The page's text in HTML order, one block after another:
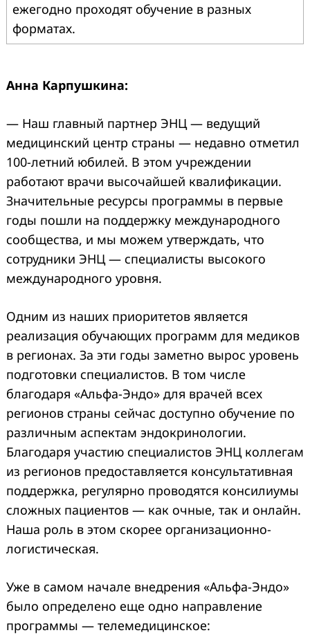
ежегодно проходят обучение в разных
форматах.
Анна Карпушкина:
— Наш главный партнер ЭНЦ — ведущий
медицинский центр страны — недавно отметил
100-летний юбилей. В этом учреждении
работают врачи высочайшей квалификации.
Значительные ресурсы программы в первые
годы пошли на поддержку международного
сообщества, и мы можем утверждать, что
сотрудники ЭНЦ — специалисты высокого
международного уровня.
Одним из наших приоритетов является
реализация обучающих программ для медиков
в регионах. За эти годы заметно вырос уровень
подготовки специалистов. В том числе
благодаря «Альфа-Эндо» для врачей всех
регионов страны сейчас доступно обучение по
различным аспектам эндокринологии.
Благодаря участию специалистов ЭНЦ коллегам
из регионов предоставляется консультативная
поддержка, регулярно проводятся консилиумы
сложных пациентов — как очные, так и онлайн.
Наша роль в этом скорее организационно-
логистическая.
Уже в самом начале внедрения «Альфа-Эндо»
было определено еще одно направление
программы — телемедицинское: